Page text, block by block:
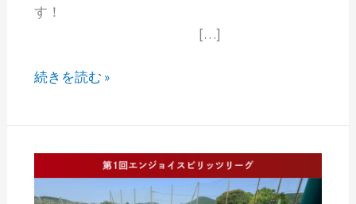
す！
[…]
続きを読む »